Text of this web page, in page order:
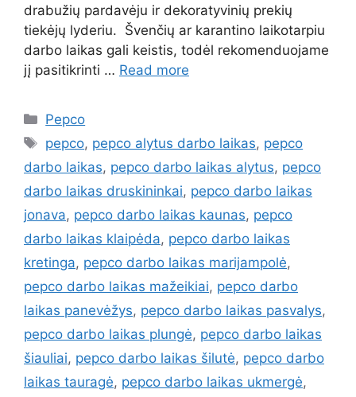
drabužių pardavėju ir dekoratyvinių prekių
tiekėjų lyderiu. Švenčių ar karantino laikotarpiu
darbo laikas gali keistis, todėl rekomenduojame
jį pasitikrinti … Read more
Pepco
pepco, pepco alytus darbo laikas, pepco
darbo laikas, pepco darbo laikas alytus, pepco
darbo laikas druskininkai, pepco darbo laikas
jonava, pepco darbo laikas kaunas, pepco
darbo laikas klaipėda, pepco darbo laikas
kretinga, pepco darbo laikas marijampolė,
pepco darbo laikas mažeikiai, pepco darbo
laikas panevėžys, pepco darbo laikas pasvalys,
pepco darbo laikas plungė, pepco darbo laikas
šiauliai, pepco darbo laikas šilutė, pepco darbo
laikas tauragė, pepco darbo laikas ukmergė,